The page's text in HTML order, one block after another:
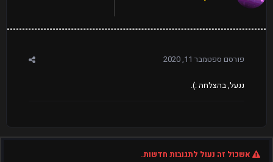
פורסם ספטמבר 11, 2020
ננעל, בהצלחה:).
אשכול זה נעול לתגובות חדשות.